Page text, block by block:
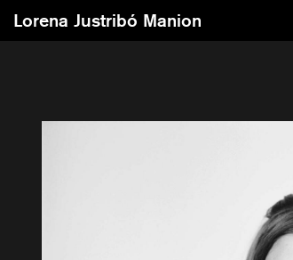
Lorena Justribó Manion